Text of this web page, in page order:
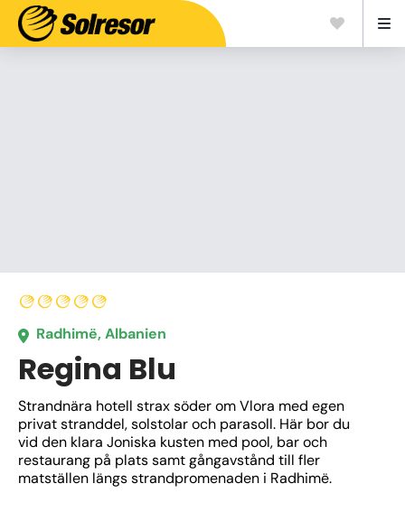
Radhimë, Albanien
Regina Blu
Strandnära hotell strax söder om Vlora med egen
privat stranddel, solstolar och parasoll. Här bor du
vid den klara Joniska kusten med pool, bar och
restaurang på plats samt gångavstånd till fler
matställen längs strandpromenaden i Radhimë.